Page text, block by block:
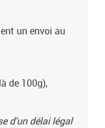
un envoi au
de 100g),
d'un délai légal